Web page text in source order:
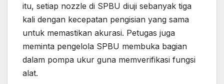
itu, setiap nozzle di SPBU diuji sebanyak tiga
kali dengan kecepatan pengisian yang sama
untuk memastikan akurasi. Petugas juga
meminta pengelola SPBU membuka bagian
dalam pompa ukur guna memverifikasi fungsi
alat.